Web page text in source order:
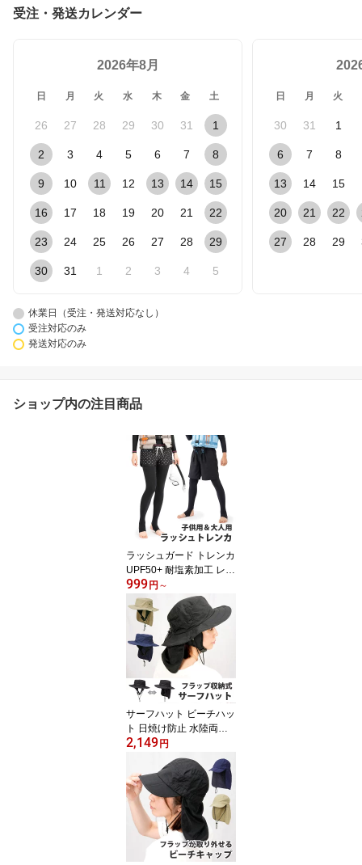
受注・発送カレンダー
2026年8月
日 月 火 水 木 金 土
26 27 28 29 30 31 1
2 3 4 5 6 7 8
9 10 11 12 13 14 15
16 17 18 19 20 21 22
23 24 25 26 27 28 29
30 31 1 2 3 4 5
日 月 火
30 31 1
6 7 8
13 14 15
20 21 22
27 28 29
休業日（受注・発送対応なし）
受注対応のみ
発送対応のみ
ショップ内の注目商品
ラッシュガード トレンカ
UPF50+ 耐塩素加工 レデ
ィース キッズ メンズ VA
XPOT(バックスポット) V
A-4405 ラッシュガード
レギンス 水着 レギンス
スパッツ スイムレギンス
ラッシュトレンカ 無地
ブラック 水玉 ドット マ
ルチカラー マルチドット
[返品交換不可]
999円 ～
サーフハット ビーチハッ
ト 日焼け防止 水陸両用 V
AXPOT(バックスポット)
VA-4150 マリンハット
サファリハット アドベン
チャーハット レインハッ
ト サンシェード 帽子 日
よけ サーフ ハット サー
フィンハット[返品交換不
2,149円